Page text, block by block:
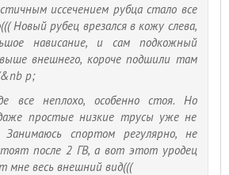
иссечением рубца стало все
Новый рубец врезался в кожу слева,
нависание, и сам подкожный
внешнего, короче подшили там
p;
все неплохо, особенно стоя. Но
простые низкие трусы уже не
Занимаюсь спортом регулярно, не
после 2 ГВ, а вот этот уродец
весь внешний вид(((